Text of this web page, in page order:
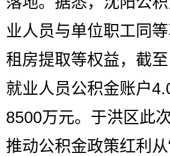
业人员与单位职工同
租房提取等权益，截
就业人员公积金账户
8500万元。于洪区此
推动公积金政策红利从